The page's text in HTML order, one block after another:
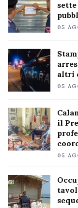
05
altri
05
il
05